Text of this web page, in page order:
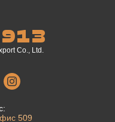
Co., Ltd.
509